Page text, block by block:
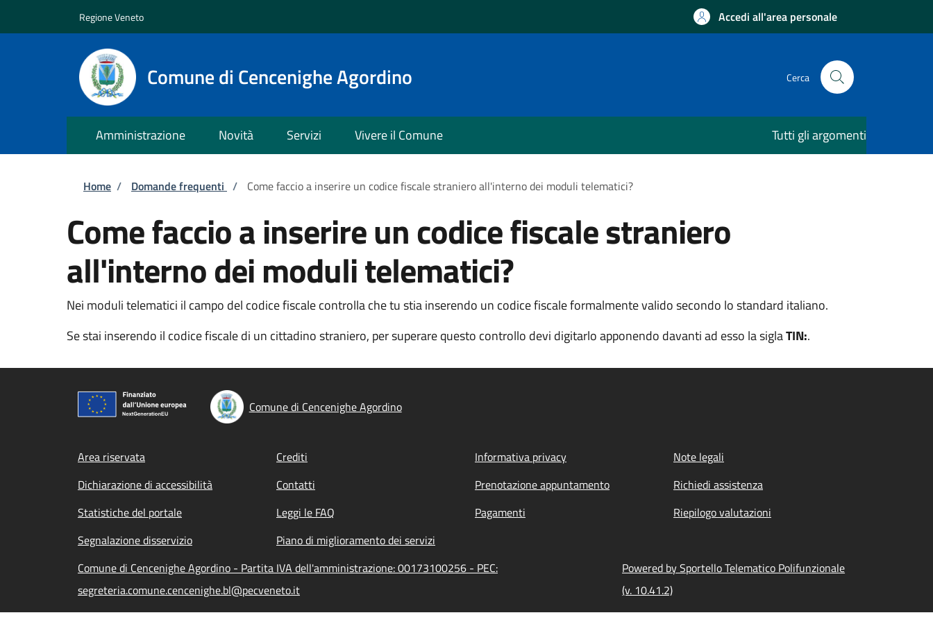
Regione Veneto Accedi all'area personale
Comune di Cencenighe Agordino Cerca
Amministrazione Novità Servizi Vivere il Comune Tutti gli argomenti
Briciole di pane
Home / Domande frequenti / Come faccio a inserire un codice fiscale straniero all'interno dei moduli telematici?
Come faccio a inserire un codice fiscale straniero
all'interno dei moduli telematici?
Nei moduli telematici il campo del codice fiscale controlla che tu stia inserendo un codice fiscale formalmente valido secondo lo standard italiano.
Se stai inserendo il codice fiscale di un cittadino straniero, per superare questo controllo devi digitarlo apponendo davanti ad esso la siglaTIN:.
Comune di Cencenighe Agordino
Footer menu
Area riservata Crediti Informativa privacy
Note legali
Dichiarazione di accessibilità
Contatti Prenotazione appuntamento
Richiedi assistenza
Statistiche del portale
Leggi le FAQ Pagamenti
Riepilogo valutazioni
Segnalazione disservizio
Piano di miglioramento dei servizi
Comune di Cencenighe Agordino - Partita IVA dell'amministrazione: 00173100256 - PEC:
segreteria.comune.cencenighe.bl@pecveneto.it
Powered by Sportello Telematico Polifunzionale
(v. 10.41.2)